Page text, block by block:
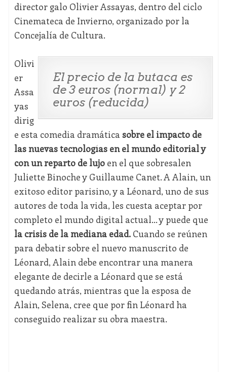
director galo Olivier Assayas, dentro del ciclo
Cinemateca de Invierno, organizado por la
Concejalía de Cultura.
El precio de la butaca es
de 3 euros (normal) y 2
euros (reducida)
Olivi
er
Assa
yas
dirig
e esta comedia dramática sobre el impacto de
las nuevas tecnologías en el mundo editorial y
con un reparto de lujoen el que sobresalen
Juliette Binoche y Guillaume Canet. A Alain, un
exitoso editor parisino, y a Léonard, uno de sus
autores de toda la vida, les cuesta aceptar por
completo el mundo digital actual... y puede que
la crisis de la mediana edad.Cuando se reúnen
para debatir sobre el nuevo manuscrito de
Léonard, Alain debe encontrar una manera
elegante de decirle a Léonard que se está
quedando atrás, mientras que la esposa de
Alain, Selena, cree que por fin Léonard ha
conseguido realizar su obra maestra.